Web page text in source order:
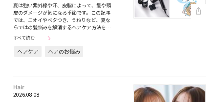
夏は強い紫外線や汗、皮脂によって、髪や頭
皮のダメージが気になる季節です。この記事
では、ニオイやベタつき、うねりなど、夏な
らではの髪悩みを解消するヘアケア方法を…
すべて読む
ヘアケア ヘアのお悩み
Hair
2026.08.08